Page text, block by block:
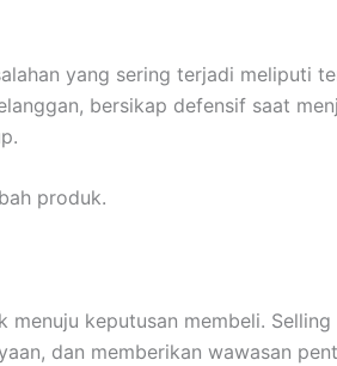
yang sering terjadi meliputi
bersikap defensif saat
produk.
keputusan membeli. Selling
dan memberikan wawasan